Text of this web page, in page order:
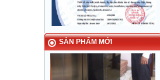
SẢN PHẨM MỚI
THANG MÁY HISA - PHƯƠNG TIỆN
VẬN CHUYỂN ƯU VIỆT